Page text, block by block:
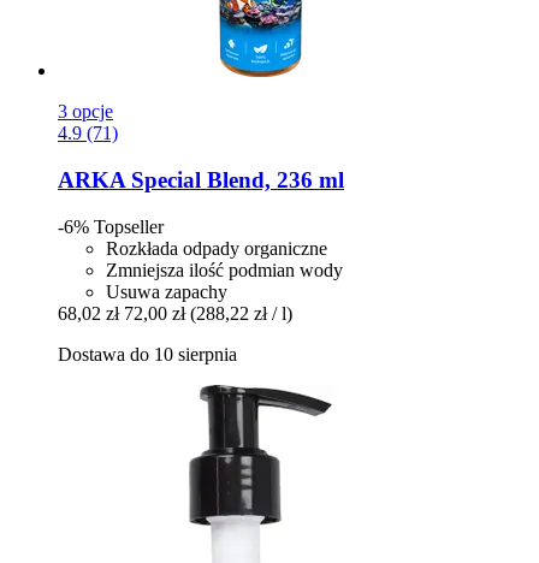
3 opcje
4.9 (71)
ARKA Special Blend, 236 ml
-6% Topseller
Rozkłada odpady organiczne
Zmniejsza ilość podmian wody
Usuwa zapachy
68,02 zł 72,00 zł (288,22 zł / l)
Dostawa do 10 sierpnia